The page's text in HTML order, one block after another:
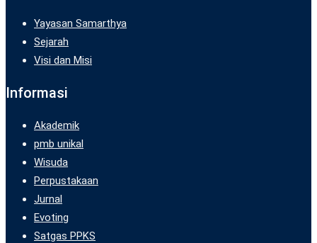
Yayasan Samarthya
Sejarah
Visi dan Misi
Informasi
Akademik
pmb unikal
Wisuda
Perpustakaan
Jurnal
Evoting
Satgas PPKS